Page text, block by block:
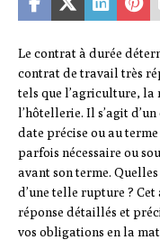
Le contrat à durée
contrat de travail très
tels que l’agriculture, la
l’hôtellerie. Il s’agit
date précise ou au
parfois nécessaire ou
avant son terme.
d’une telle rupture ?
réponse détaillés et
vos obligations en la